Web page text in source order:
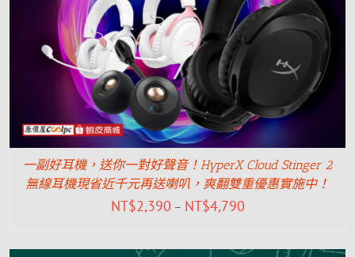
一副好耳機，送你一對好聲音！HyperX Cloud Stinger 2
無線耳機現省近千元再送喇叭，爽翻雙重優惠實施中！
NT$2,390 – NT$4,790